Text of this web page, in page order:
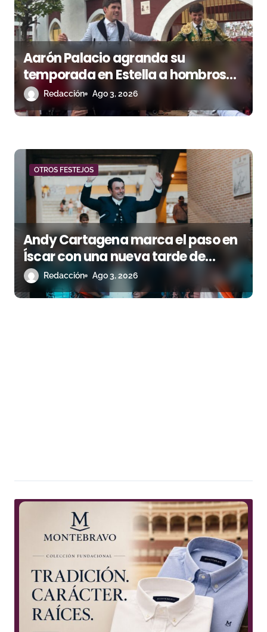
a
s
Aarón Palacio agranda su
temporada en Estella a hombros
junto a Guillermo Hermoso
Redacción Ago 3, 2026
OTROS FESTEJOS
Andy Cartagena marca el paso en
Íscar con una nueva tarde de
triunfoRedacción Ago 3, 2026